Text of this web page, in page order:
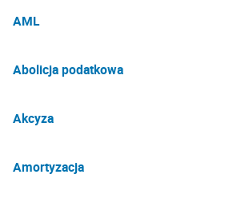
AML
Abolicja podatkowa
Akcyza
Amortyzacja